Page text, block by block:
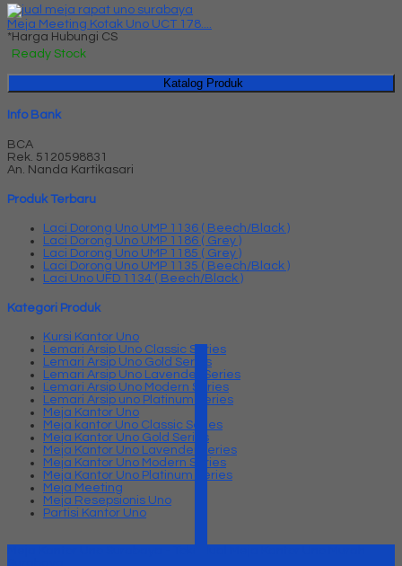
Meja Meeting Kotak Uno UCT 178....
*Harga Hubungi CS
Ready Stock
Katalog Produk
Info Bank
BCA
Rek. 5120598831
An. Nanda Kartikasari
Produk Terbaru
Laci Dorong Uno UMP 1136 ( Beech/Black )
Laci Dorong Uno UMP 1186 ( Grey )
Laci Dorong Uno UMP 1185 ( Grey )
Laci Dorong Uno UMP 1135 ( Beech/Black )
Laci Uno UFD 1134 ( Beech/Black )
Kategori Produk
Kursi Kantor Uno
Lemari Arsip Uno Classic Series
Lemari Arsip Uno Gold Series
Lemari Arsip Uno Lavender Series
Lemari Arsip Uno Modern Series
Lemari Arsip uno Platinum Series
Meja Kantor Uno
Meja kantor Uno Classic Series
Meja Kantor Uno Gold Series
Meja Kantor Uno Lavender series
Meja Kantor Uno Modern Series
Meja Kantor Uno Platinum Series
Meja Meeting
Meja Resepsionis Uno
Partisi Kantor Uno